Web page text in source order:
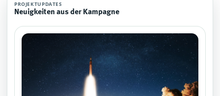
PROJEKTUPDATES
Neuigkeiten aus der Kampagne